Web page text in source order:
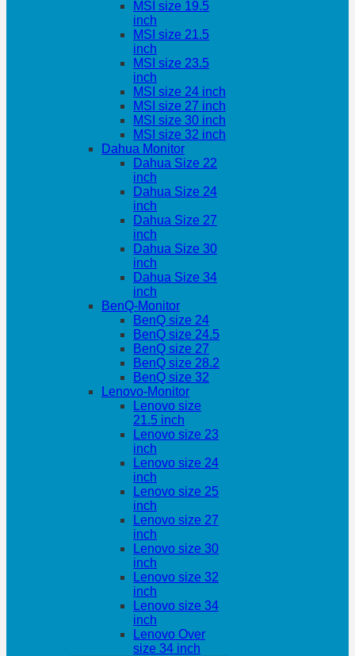
MSI size 19.5
inch
MSI size 21.5
inch
MSI size 23.5
inch
MSI size 24 inch
MSI size 27 inch
MSI size 30 inch
MSI size 32 inch
Dahua Monitor
Dahua Size 22
inch
Dahua Size 24
inch
Dahua Size 27
inch
Dahua Size 30
inch
Dahua Size 34
inch
BenQ-Monitor
BenQ size 24
BenQ size 24.5
BenQ size 27
BenQ size 28.2
BenQ size 32
Lenovo-Monitor
Lenovo size
21.5 inch
Lenovo size 23
inch
Lenovo size 24
inch
Lenovo size 25
inch
Lenovo size 27
inch
Lenovo size 30
inch
Lenovo size 32
inch
Lenovo size 34
inch
Lenovo Over
size 34 inch